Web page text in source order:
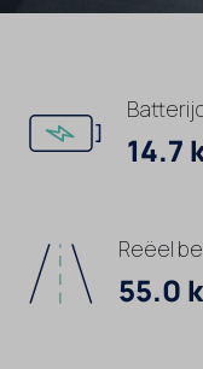
14.7
Reëel
55.0